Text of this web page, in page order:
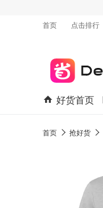
首页
点击排行
好货首页
首页 抢好货